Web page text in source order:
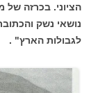
הציוני. בכרזה
נושאי נשק
לגבולות הארץ" .